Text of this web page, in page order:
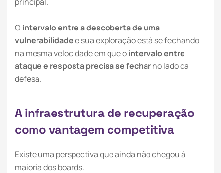
O intervalo entre a descoberta de uma
vulnerabilidadee sua exploração está se fechando
na mesma velocidade em que ointervalo entre
ataque e resposta precisa se fecharno lado da
defesa.
A infraestrutura de recuperação
comovantagem competitiva
Existe uma perspectiva que ainda não chegou à
maioria dos boards.